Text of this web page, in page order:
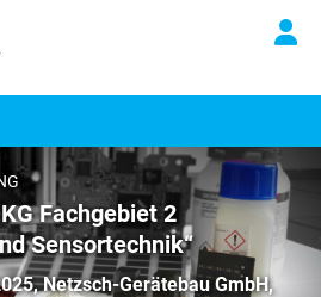
Fachgebiet 2
Sensortechnik“
Netzsch-Gerätebau GmbH,